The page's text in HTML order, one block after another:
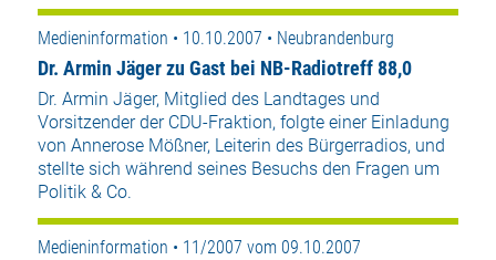
Medieninformation • 10.10.2007 • Neubrandenburg
Dr. Armin Jäger zu Gast bei NB-Radiotreff 88,0
Dr. Armin Jäger, Mitglied des Landtages und
Vorsitzender der CDU-Fraktion, folgte einer Einladung
von Annerose Mößner, Leiterin des Bürgerradios, und
stellte sich während seines Besuchs den Fragen um
Politik & Co.
Medieninformation • 11/2007 vom 09.10.2007